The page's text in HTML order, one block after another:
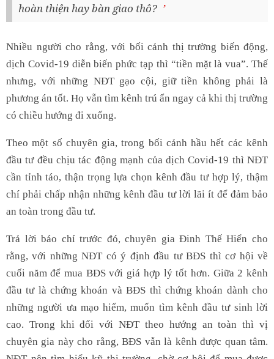
hoàn thiện hay bàn giao thô?
Nhiều người cho rằng, với bối cảnh thị trường biến động,
dịch Covid-19 diễn biến phức tạp thì “tiền mặt là vua”. Thế
nhưng, với những NĐT gạo cội, giữ tiền không phải là
phương án tốt. Họ vẫn tìm kênh trú ẩn ngay cả khi thị trường
có chiều hướng đi xuống.
Theo một số chuyên gia, trong bối cảnh hầu hết các kênh
đầu tư đều chịu tác động mạnh của dịch Covid-19 thì NĐT
cần tỉnh táo, thận trọng lựa chọn kênh đầu tư hợp lý, thậm
chí phải chấp nhận những kênh đầu tư lời lãi ít để đảm bảo
an toàn trong đầu tư.
Trả lời báo chí trước đó, chuyên gia Đinh Thế Hiển cho
rằng, với những NĐT có ý định đầu tư BĐS thì cơ hội về
cuối năm để mua BĐS với giá hợp lý tốt hơn. Giữa 2 kênh
đầu tư là chứng khoán và BĐS thì chứng khoán dành cho
những người ưa mạo hiểm, muốn tìm kênh đầu tư sinh lời
cao. Trong khi đối với NĐT theo hướng an toàn thì vị
chuyên gia này cho rằng, BĐS vẫn là kênh được quan tâm.